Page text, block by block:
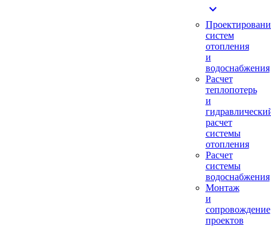
expand_more
систем
отопления
и
водоснабжения
Расчет
теплопотерь
и
расчет
системы
отопления
Расчет
системы
водоснабжения
Монтаж
и
сопровождение
проектов